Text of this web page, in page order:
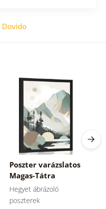
Dovido
Poszter varázslatos
Magas-Tátra
skandináv
dizájnban.
Hegyet ábrázoló
poszterek